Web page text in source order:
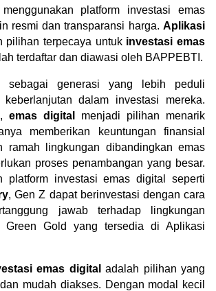
platform investasi emas
resmi dan transparansi harga. Aplikasi
pilihan terpecaya untuk investasi emas
terdaftar dan diawasi oleh BAPPEBTI.
generasi yang lebih peduli
dalam investasi mereka.
emas digital
menjadi pilihan menarik
memberikan keuntungan finansial
ramah lingkungan dibandingkan emas
proses penambangan yang besar.
, Gen Z dapat berinvestasi dengan cara
jawab terhadap lingkungan
Gold yang tersedia di Aplikasi
emas digital adalah pilihan yang
mudah diakses. Dengan modal kecil